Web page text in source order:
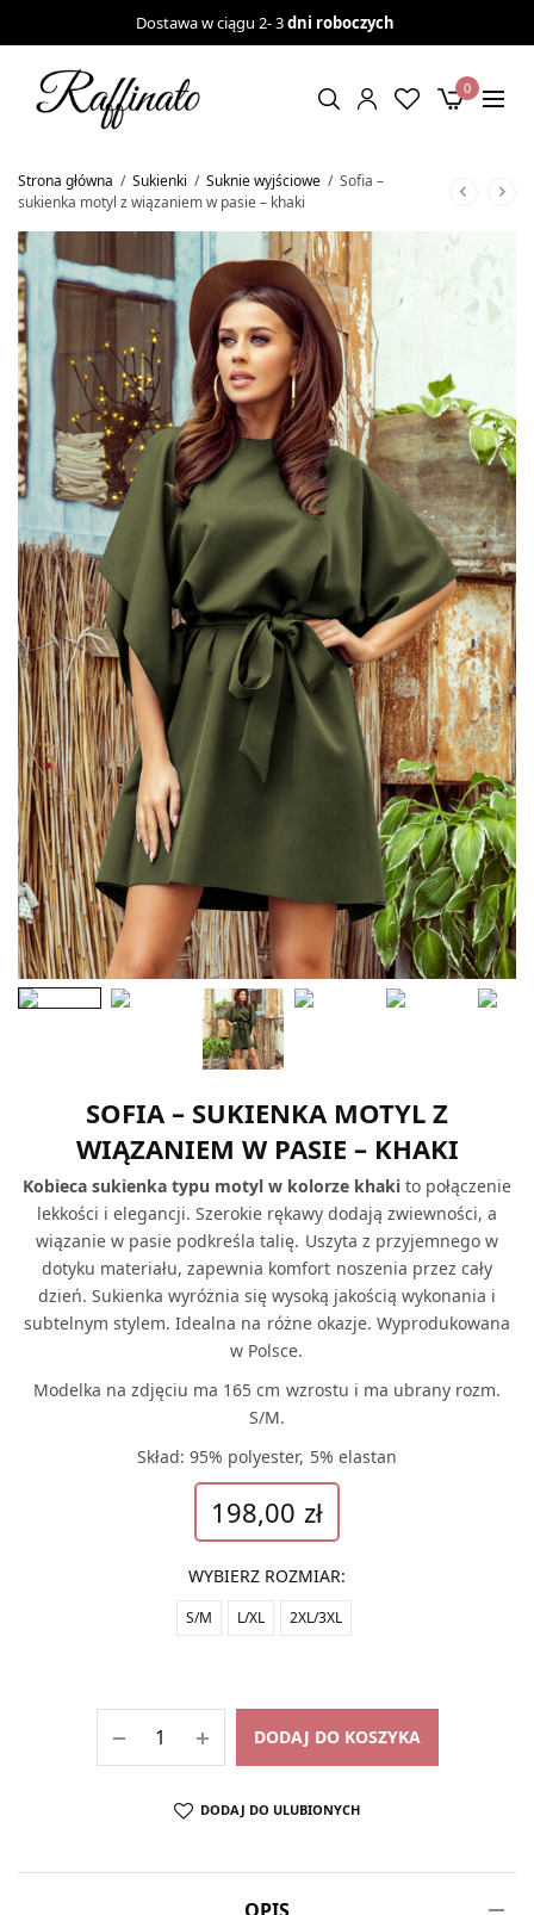
Dostawa w ciągu 2- 3dni roboczych
0
Strona główna / Sukienki / Suknie wyjściowe / Sofia –
sukienka motyl z wiązaniem w pasie – khaki
SOFIA – SUKIENKA MOTYL Z
WIĄZANIEM W PASIE – KHAKI
Kobieca sukienka typu motyl w kolorze khakito połączenie
lekkości i elegancji. Szerokie rękawy dodają zwiewności, a
wiązanie w pasie podkreśla talię. Uszyta z przyjemnego w
dotyku materiału, zapewnia komfort noszenia przez cały
dzień. Sukienka wyróżnia się wysoką jakością wykonania i
subtelnym stylem. Idealna na różne okazje. Wyprodukowana
w Polsce.
Modelka na zdjęciu ma 165 cm wzrostu i ma ubrany rozm.
S/M.
Skład: 95% polyester, 5% elastan
198,00 zł
WYBIERZ ROZMIAR:
S/M L/XL 2XL/3XL
DODAJ DO KOSZYKA
DODAJ DO ULUBIONYCH